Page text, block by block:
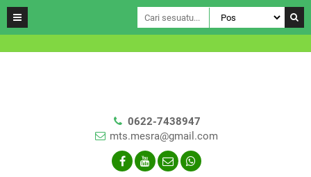
0622-7438947
mts.mesra@gmail.com